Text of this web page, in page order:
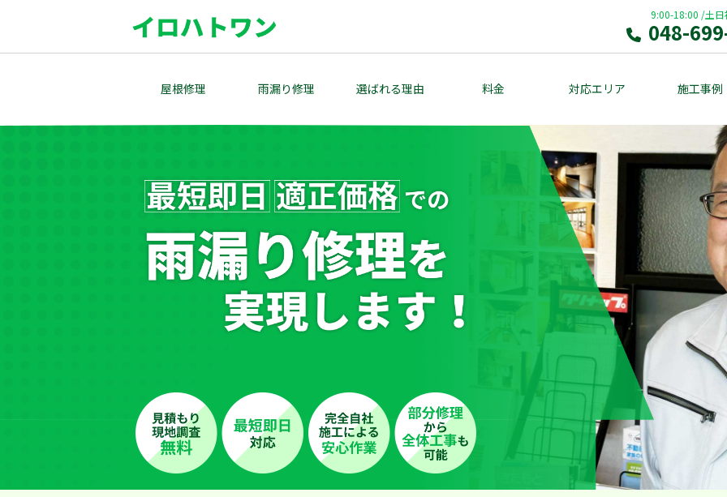
9:00-18:00 /土
048-
屋根修理 雨漏り修理 選ばれる理由 料金 対応エリア 施工事例